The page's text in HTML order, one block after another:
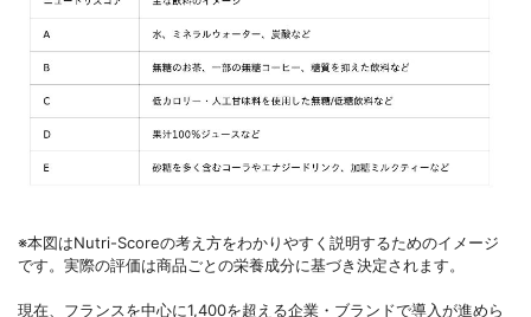
※本図はNutri-Scoreの考え方をわかりやすく説明するためのイメージ
です。実際の評価は商品ごとの栄養成分に基づき決定されます。
現在、フランスを中心に1,400を超える企業・ブランドで導入が進めら